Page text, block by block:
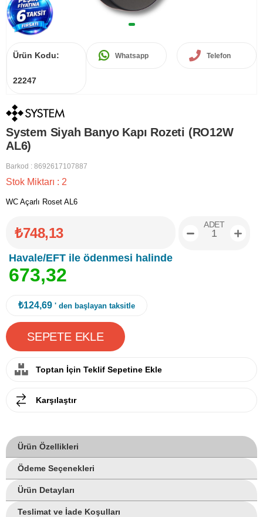
Ürün Kodu:
22247
Whatsapp Telefon
System Siyah Banyo Kapı Rozeti (RO12W
AL6)
Barkod : 8692617107887
Stok Miktarı : 2
WC Açarlı Roset AL6
₺748,13
Havale/EFT ile ödenmesi halinde
673,32
ADET
₺124,69 ' den başlayan taksitle
Toptan İçin Teklif Sepetine Ekle
Karşılaştır
Ürün Özellikleri
Ödeme Seçenekleri
Ürün Detayları
Teslimat ve İade Koşulları